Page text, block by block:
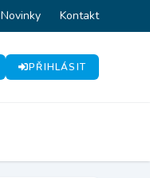
Novinky Kontakt
PŘIHLÁSIT